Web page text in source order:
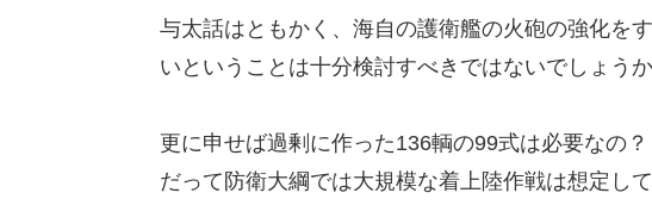
与太話はともかく、海自の護衛艦の火砲の強化を
いということは十分検討すべきではないでしょうか
更に申せば過剰に作った136輌の99式は必要なの？
だって防衛大綱では大規模な着上陸作戦は想定し